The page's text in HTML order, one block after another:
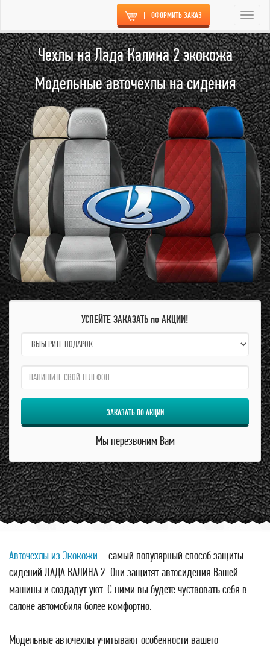
| ОФОРМИТЬ ЗАКАЗ
Чехлы на Лада Калина 2 экокожа
Модельные авточехлы на сидения
УСПЕЙТЕ ЗАКАЗАТЬ по АКЦИИ!
name:
qzw:
ЗАКАЗАТЬ ПО АКЦИИ
Мы перезвоним Вам
Авточехлы из Экокожи – самый популярный способ защиты
сидений ЛАДА КАЛИНА 2. Они защитят автосидения Вашей
машины и создадут уют. С ними вы будете чуствовать себя в
салоне автомобиля более комфортно.
Модельные авточехлы учитывают особенности вашего